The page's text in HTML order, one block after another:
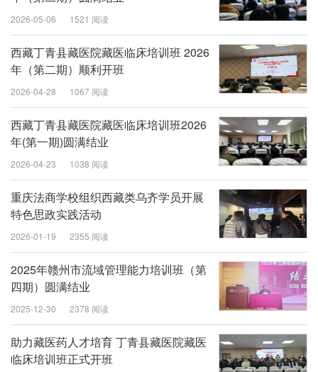
2026-05-06 1521 阅读
西藏丁青县藏医院藏医临床培训班 2026
年（第二期）顺利开班
2026-04-28 1067 阅读
西藏丁青县藏医院藏医临床培训班2026
年(第一期)圆满结业
2026-04-23 1038 阅读
重庆法商学校组织西藏类乌齐学员开展
特色思政实践活动
2026-01-19 2355 阅读
2025年赣州市流域管理能力培训班（第
四期）圆满结业
2025-12-30 2378 阅读
助力藏医药人才培育 丁青县藏医院藏医
临床培训班正式开班